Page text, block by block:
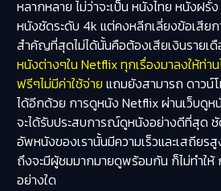
หลากหลาย ไม่ว่าจะเป็น หนังไทย หนังฝรั่
หนังชัดระดับ 4k แต่คงหลีกเลี่ยงข้อเสีย
สำคัญที่สุดไม่ได้นั้นคือต้องเสียเงินรายเดื
หนังต่างๆใน Netflix ทุกเรื่องมาลงให้ท่า
ฟรีๆไม่มีค่าใช้จ่าย แถมยังสามารถ ดาวน์
ได้อีกด้วย การดูหนัง Netflix ผ่านเว็บดูห
จะได้รับประสบการณ์ดูหนังอย่างดีที่สุด
อัพหนังของเรานั้นมีความเร็วและเสถียร
ถึงจะมีผู้ชมมากมายดูพร้อมกัน ก็ไม่ทำใ
อย่างใด